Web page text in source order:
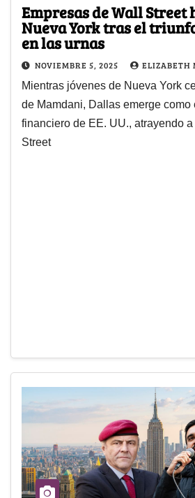
Empresas de Wall Street
Nueva York tras el
en las urnas
NOVIEMBRE 5, 2025 ELIZABETH
Mientras jóvenes de Nueva York
de Mamdani, Dallas emerge como
financiero de EE. UU., atrayendo a
Street